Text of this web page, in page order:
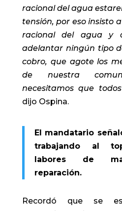
racional del agua
tensión, por eso insisto
racional del agua y
adelantar ningún tipo
cobro, que agote los
de nuestra
necesitamos que
dijo Ospina.
El mandatario
trabajando al
labores de
reparación.
Recordó que se